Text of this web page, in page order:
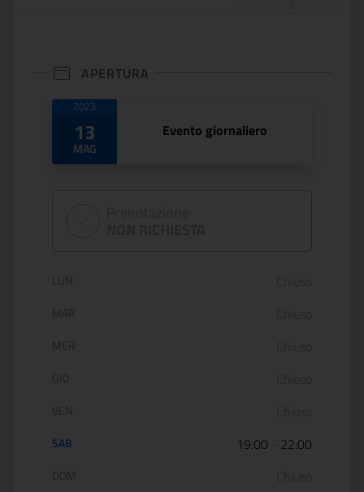
APERTURA
Date di apertura
2023
13
MAG
Evento giornaliero
Orario di apertura:
LUN
MAR
MER
GIO
VEN
SAB 19:00 22:00
DOM